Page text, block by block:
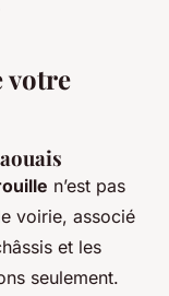
votre
n’est pas
voirie, associé
et les
seulement.